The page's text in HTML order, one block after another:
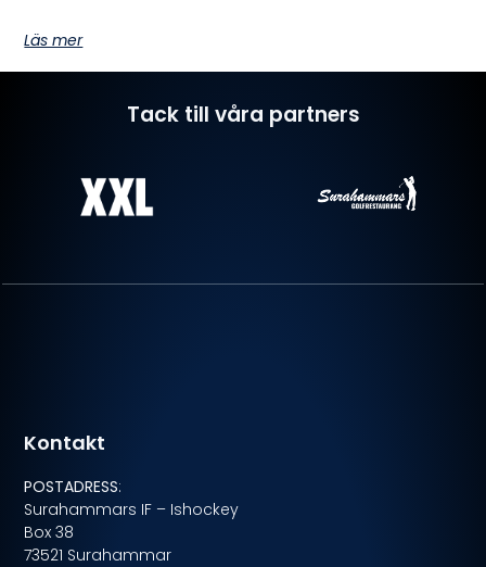
Läs mer
Tack till våra partners
Kontakt
POSTADRESS:
Surahammars IF – Ishockey
Box 38
73521 Surahammar